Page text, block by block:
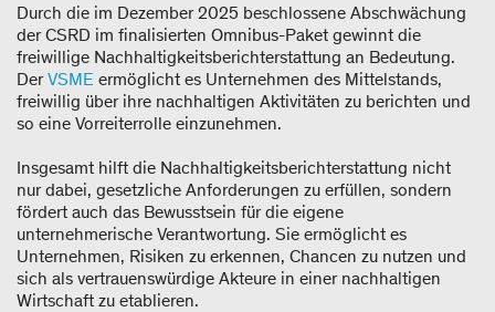
Durch die im Dezember 2025 beschlossene Abschwächung
der CSRD im finalisierten Omnibus-Paket gewinnt die
freiwillige Nachhaltigkeitsberichterstattung an Bedeutung.
DerVSME ermöglicht es Unternehmen des Mittelstands,
freiwillig über ihre nachhaltigen Aktivitäten zu berichten und
so eine Vorreiterrolle einzunehmen.
Insgesamt hilft die Nachhaltigkeitsberichterstattung nicht
nur dabei, gesetzliche Anforderungen zu erfüllen, sondern
fördert auch das Bewusstsein für die eigene
unternehmerische Verantwortung. Sie ermöglicht es
Unternehmen, Risiken zu erkennen, Chancen zu nutzen und
sich als vertrauenswürdige Akteure in einer nachhaltigen
Wirtschaft zu etablieren.